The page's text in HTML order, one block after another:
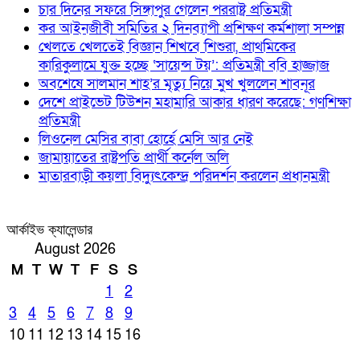
চার দিনের সফরে সিঙ্গাপুর গেলেন পররাষ্ট্র প্রতিমন্ত্রী
কর আইনজীবী সমিতির ২ দিনব্যাপী প্রশিক্ষণ কর্মশালা সম্পন্ন
খেলতে খেলতেই বিজ্ঞান শিখবে শিশুরা, প্রাথমিকের
কারিকুলামে যুক্ত হচ্ছে ‘সায়েন্স টয়’: প্রতিমন্ত্রী ববি হাজ্জাজ
অবশেষে সালমান শাহ’র মৃত্যু নিয়ে মুখ খুললেন শাবনূর
দেশে প্রাইভেট টিউশন মহামারি আকার ধারণ করেছে: গণশিক্ষা
প্রতিমন্ত্রী
লিওনেল মেসির বাবা হোর্হে মেসি আর নেই
জামায়াতের রাষ্ট্রপতি প্রার্থী কর্নেল অলি
মাতারবাড়ী কয়লা বিদ্যুৎকেন্দ্র পরিদর্শন করলেন প্রধানমন্ত্রী
আর্কাইভ ক্যালেন্ডার
August 2026
M T W T F S S
1
2
3
4 5 6 7 8
9
10 11 12 13 14 15 16